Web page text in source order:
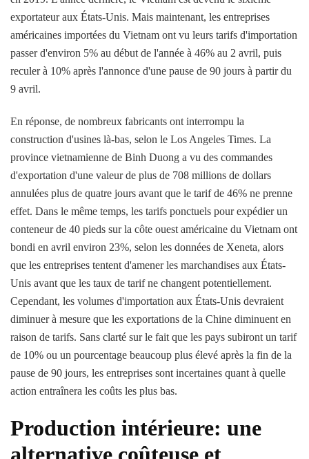
exportateur aux États-Unis. Mais maintenant, les entreprises
américaines importées du Vietnam ont vu leurs tarifs d'importation
passer d'environ 5% au début de l'année à 46% au 2 avril, puis
reculer à 10% après l'annonce d'une pause de 90 jours à partir du
9 avril.
En réponse, de nombreux fabricants ont interrompu la
construction d'usines là-bas, selon le Los Angeles Times. La
province vietnamienne de Binh Duong a vu des commandes
d'exportation d'une valeur de plus de 708 millions de dollars
annulées plus de quatre jours avant que le tarif de 46% ne prenne
effet. Dans le même temps, les tarifs ponctuels pour expédier un
conteneur de 40 pieds sur la côte ouest américaine du Vietnam ont
bondi en avril environ 23%, selon les données de Xeneta, alors
que les entreprises tentent d'amener les marchandises aux États-
Unis avant que les taux de tarif ne changent potentiellement.
Cependant, les volumes d'importation aux États-Unis devraient
diminuer à mesure que les exportations de la Chine diminuent en
raison de tarifs. Sans clarté sur le fait que les pays subiront un tarif
de 10% ou un pourcentage beaucoup plus élevé après la fin de la
pause de 90 jours, les entreprises sont incertaines quant à quelle
action entraînera les coûts les plus bas.
Production intérieure: une